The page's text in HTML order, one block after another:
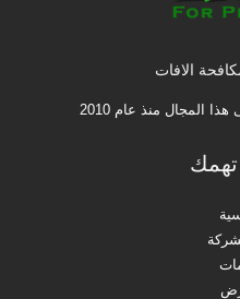
الافات
المجال منذ عام 2010